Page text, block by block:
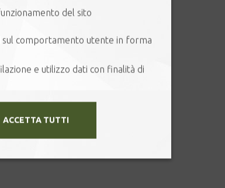
del sito
sul comportamento utente in forma
e utilizzo dati con finalità di
ACCETTA TUTTI